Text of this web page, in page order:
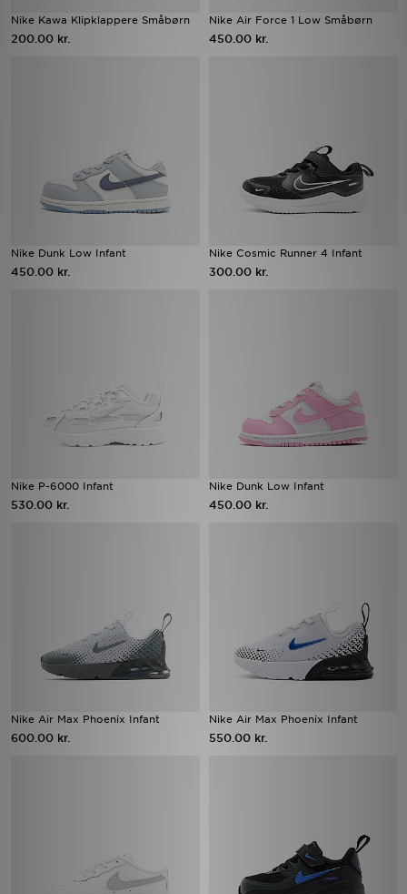
Nike Kawa Klipklappere Småbørn
200.00 kr.
Nike Air Force 1 Low Småbørn
450.00 kr.
Nike Dunk Low Infant
450.00 kr.
Nike Cosmic Runner 4 Infant
300.00 kr.
Nike P-6000 Infant
530.00 kr.
Nike Dunk Low Infant
450.00 kr.
Nike Air Max Phoenix Infant
600.00 kr.
Nike Air Max Phoenix Infant
550.00 kr.